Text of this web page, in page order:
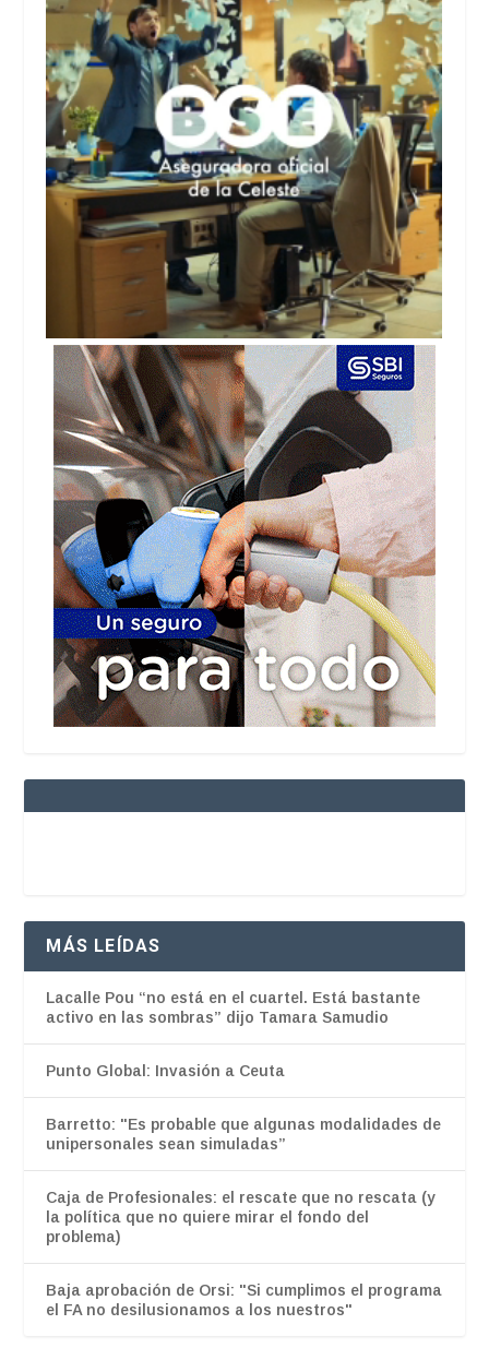
MÁS LEÍDAS
Lacalle Pou “no está en el cuartel. Está bastante
activo en las sombras” dijo Tamara Samudio
Punto Global: Invasión a Ceuta
Barretto: "Es probable que algunas modalidades de
unipersonales sean simuladas”
Caja de Profesionales: el rescate que no rescata (y
la política que no quiere mirar el fondo del
problema)
Baja aprobación de Orsi: "Si cumplimos el programa
el FA no desilusionamos a los nuestros"